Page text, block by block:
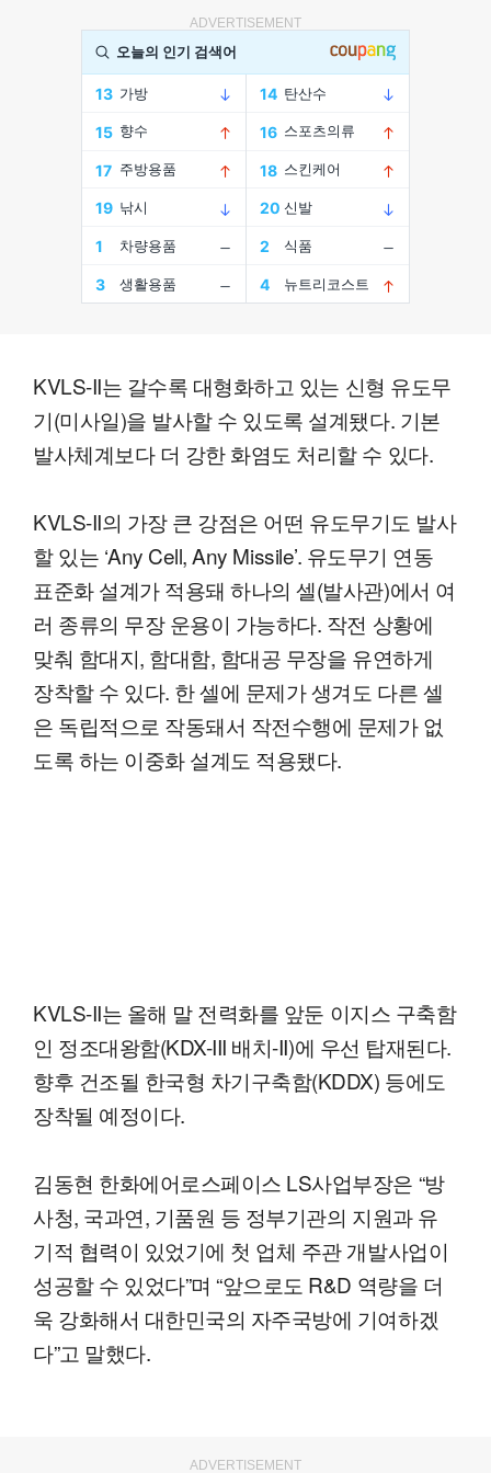
ADVERTISEMENT
KVLS-II는 갈수록 대형화하고 있는 신형 유도무
기(미사일)을 발사할 수 있도록 설계됐다. 기본
발사체계보다 더 강한 화염도 처리할 수 있다.
KVLS-II의 가장 큰 강점은 어떤 유도무기도 발사
할 있는 ‘Any Cell, Any Missile’. 유도무기 연동
표준화 설계가 적용돼 하나의 셀(발사관)에서 여
러 종류의 무장 운용이 가능하다. 작전 상황에
맞춰 함대지, 함대함, 함대공 무장을 유연하게
장착할 수 있다. 한 셀에 문제가 생겨도 다른 셀
은 독립적으로 작동돼서 작전수행에 문제가 없
도록 하는 이중화 설계도 적용됐다.
KVLS-II는 올해 말 전력화를 앞둔 이지스 구축함
인 정조대왕함(KDX-III 배치-II)에 우선 탑재된다.
향후 건조될 한국형 차기구축함(KDDX) 등에도
장착될 예정이다.
김동현 한화에어로스페이스 LS사업부장은 “방
사청, 국과연, 기품원 등 정부기관의 지원과 유
기적 협력이 있었기에 첫 업체 주관 개발사업이
성공할 수 있었다”며 “앞으로도 R&D 역량을 더
욱 강화해서 대한민국의 자주국방에 기여하겠
다”고 말했다.
ADVERTISEMENT